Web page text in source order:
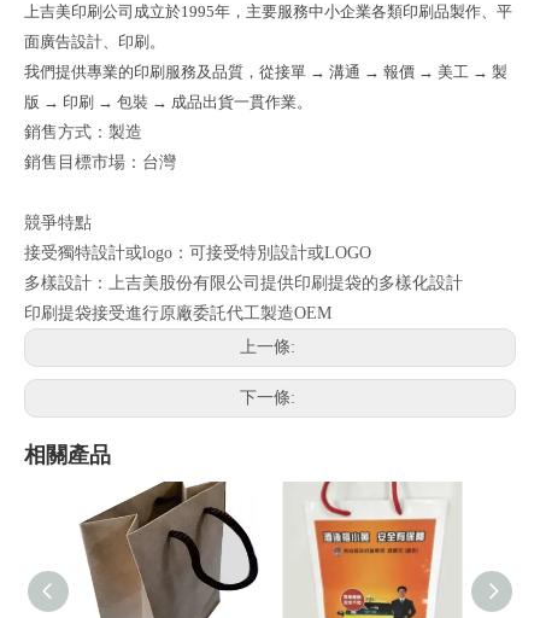
上吉美印刷公司成立於1995年，主要服務中小企業各類印刷品製作、平
面廣告設計、印刷。
我們提供專業的印刷服務及品質，從接單 → 溝通 → 報價 → 美工 → 製
版 → 印刷 → 包裝 → 成品出貨一貫作業。
銷售方式：製造
銷售目標市場：台灣
競爭特點
接受獨特設計或logo：可接受特別設計或LOGO
多樣設計：上吉美股份有限公司提供印刷提袋的多樣化設計
印刷提袋接受進行原廠委託代工製造OEM
上一條:
下一條:
相關產品